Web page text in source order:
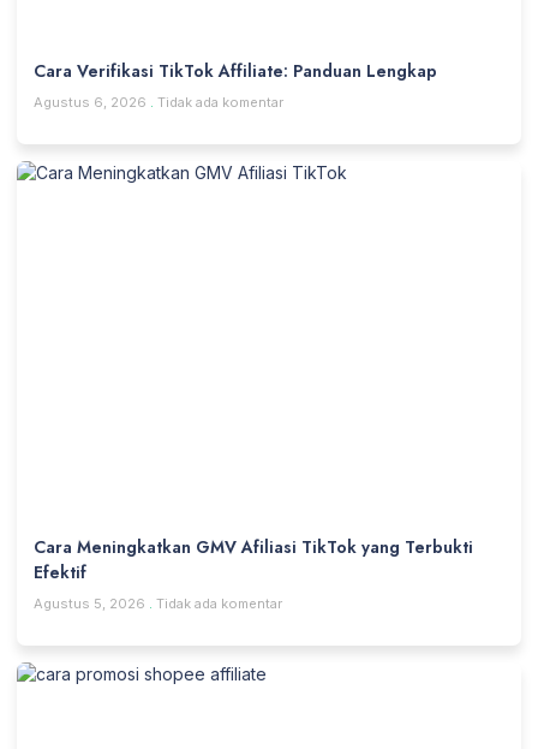
Cara Verifikasi TikTok Affiliate: Panduan Lengkap
Agustus 6, 2026 Tidak ada komentar
Cara Meningkatkan GMV Afiliasi TikTok yang Terbukti
Efektif
Agustus 5, 2026 Tidak ada komentar